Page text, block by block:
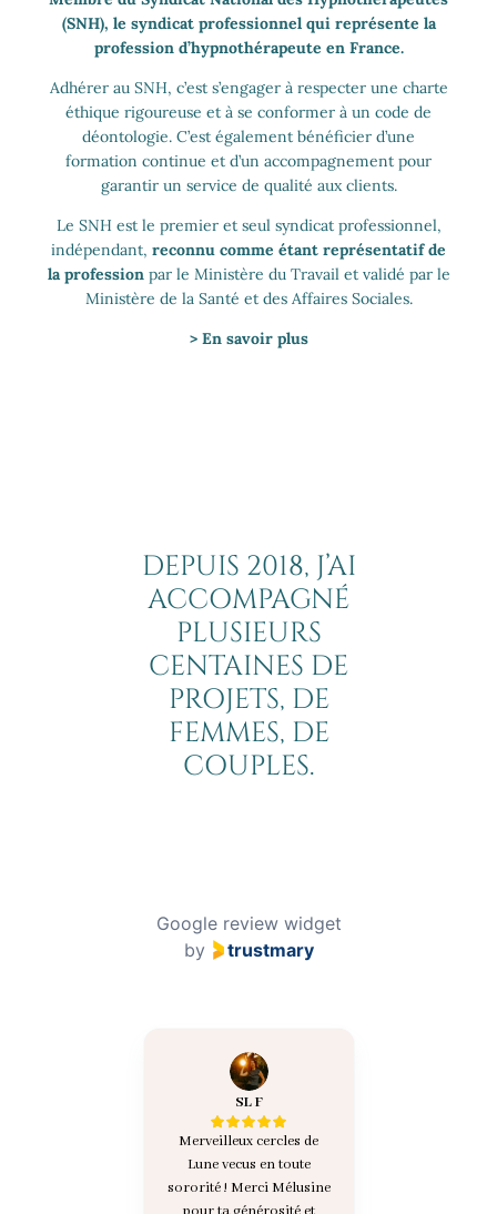
(SNH), le syndicat professionnel qui représente la
profession d’hypnothérapeute en France.
Adhérer au SNH, c’est s’engager à respecter une charte
éthique rigoureuse et à se conformer à un code de
déontologie. C’est également bénéficier d’une
formation continue et d’un accompagnement pour
garantir un service de qualité aux clients.
Le SNH est le premier et seul syndicat professionnel,
indépendant, reconnu comme étant représentatif de
la professionpar le Ministère du Travail et validé par le
Ministère de la Santé et des Affaires Sociales.
> En savoir plus
DEPUIS 2018, J’AI
ACCOMPAGNÉ
PLUSIEURS
CENTAINES DE
PROJETS, DE
FEMMES, DE
COUPLES.
Google review widget
by
trustmary
SL F
Merveilleux cercles de
Lune vecus en toute
sororité ! Merci Mélusine